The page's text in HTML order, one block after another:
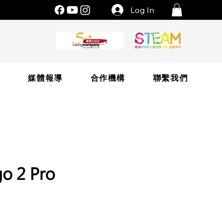
Log In
媒體報導 合作機構 聯繫我們
2 Pro